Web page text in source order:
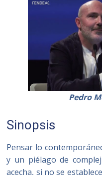
Pedro
Sinopsis
Pensar lo
y un piélago de
acecha, si no se